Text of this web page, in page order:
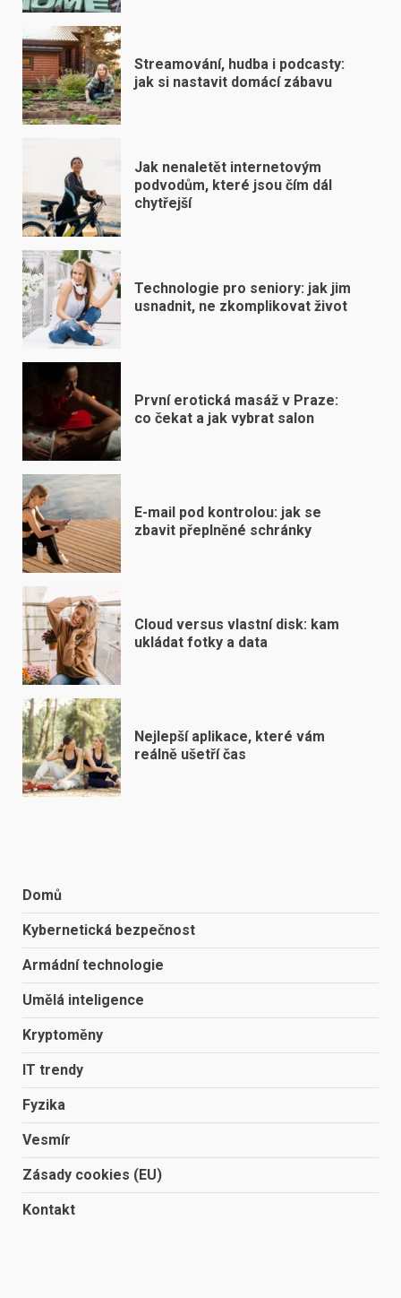
Streamování, hudba i podcasty:
jak si nastavit domácí zábavu
Jak nenaletět internetovým
podvodům, které jsou čím dál
chytřejší
Technologie pro seniory: jak jim
usnadnit, ne zkomplikovat život
První erotická masáž v Praze:
co čekat a jak vybrat salon
E-mail pod kontrolou: jak se
zbavit přeplněné schránky
Cloud versus vlastní disk: kam
ukládat fotky a data
Nejlepší aplikace, které vám
reálně ušetří čas
Domů
Kybernetická bezpečnost
Armádní technologie
Umělá inteligence
Kryptoměny
IT trendy
Fyzika
Vesmír
Zásady cookies (EU)
Kontakt